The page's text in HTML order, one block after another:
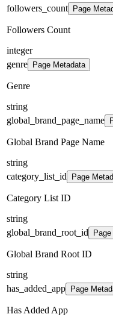
followers_count
Page
Followers Count
integer
genre
Page Metadata
Genre
string
global_brand_page_name
Global Brand Page Name
string
category_list_id
Page
Category List ID
string
global_brand_root_id
Global Brand Root ID
string
has_added_app
Page
Has Added App